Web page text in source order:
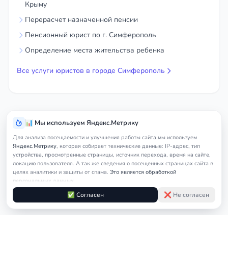
📊 Мы используем Яндекс.Метрику
Для анализа посещаемости и улучшения работы сайта мы используем
Яндекс.Метрику, которая собирает технические данные: IP-адрес, тип
устройства, просмотренные страницы, источник перехода, время на сайте,
локацию пользователя. А так же сведения о посещенных страницах сайта в
целях аналитики и защиты от спама. Это является обработкой
персональных данных.
Подробнее в Согласии на обработку персональных данных
Правилах
обработки cookie
✅ Согласен ❌ Не согласен
Крыму
Перерасчет назначенной пенсии
Пенсионный юрист по г. Симферополь
Определение места жительства ребенка
Все услуги юристов в городе Симферополь